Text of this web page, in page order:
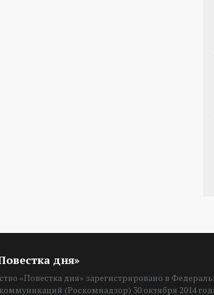
дня»
«Повестка дня» зарегистрировано в
(Роскомнадзор) 30 октября 2014